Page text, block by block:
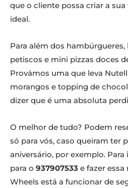
que o cliente possa criar a
ideal.
Para além dos
petiscos e mini pizzas doces
Provámos uma que leva
morangos e topping de
dizer que é uma absoluta
O melhor de tudo? Podem
só para vós, caso queiram ter
aniversário, por exemplo. Para
para o 937907533 e fazer essa
Wheels está a funcionar de